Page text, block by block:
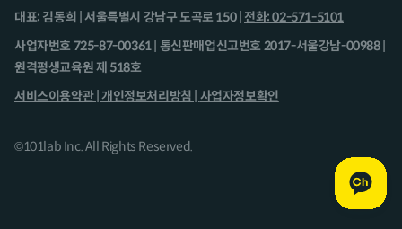
대표: 김동희 | 서울특별시 강남구 도곡로 150 | 전화: 02-571-5101
사업자번호 725-87-00361 | 통신판매업신고번호 2017-서울강남-00988 |
원격평생교육원 제 518호
서비스이용약관 | 개인정보처리방침 | 사업자정보확인
©101lab Inc. All Rights Reserved.